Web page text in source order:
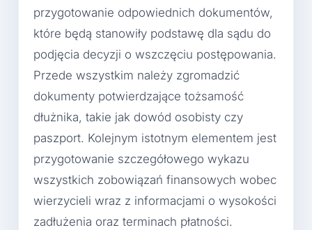
przygotowanie odpowiednich dokumentów,
które będą stanowiły podstawę dla sądu do
podjęcia decyzji o wszczęciu postępowania.
Przede wszystkim należy zgromadzić
dokumenty potwierdzające tożsamość
dłużnika, takie jak dowód osobisty czy
paszport. Kolejnym istotnym elementem jest
przygotowanie szczegółowego wykazu
wszystkich zobowiązań finansowych wobec
wierzycieli wraz z informacjami o wysokości
zadłużenia oraz terminach płatności.